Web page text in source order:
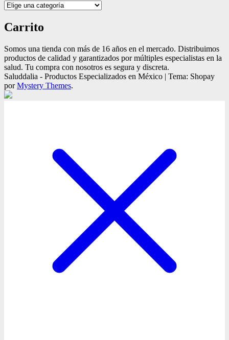
Carrito
Somos una tienda con más de 16 años en el mercado. Distribuimos
productos de calidad y garantizados por múltiples especialistas en la
salud. Tu compra con nosotros es segura y discreta.
Saluddalia - Productos Especializados en México | Tema: Shopay
porMystery Themes.